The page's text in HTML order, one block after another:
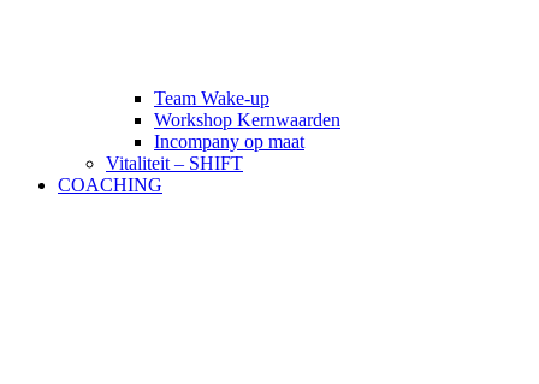
Team Wake-up
Workshop Kernwaarden
Incompany op maat
Vitaliteit – SHIFT
COACHING